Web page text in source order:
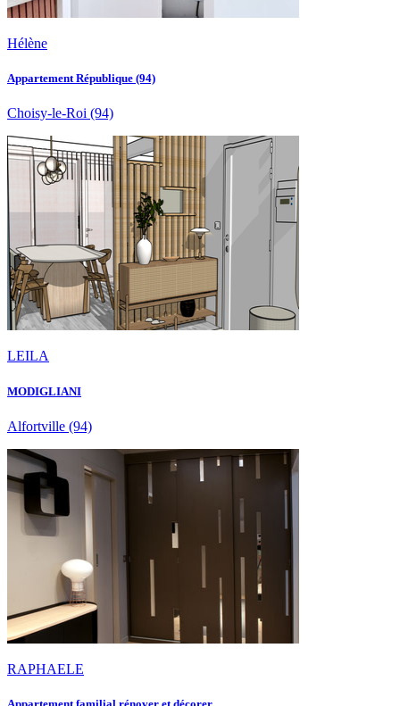
Hélène
Appartement République (94)
Choisy-le-Roi (94)
LEILA
MODIGLIANI
Alfortville (94)
RAPHAELE